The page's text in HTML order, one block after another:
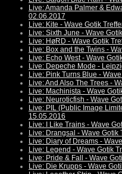
Live: Amanda Palmer &
02.06.2017
Live: Kite - Wave Gotik
Live: Sixth June - Wave
Live: HøRD - Wave Gotik
Live: Box and the Twins -
Live: Echo West - Wave
Live: Depeche Mode -
Live: Pink Turns Blue -
Live: And Also The Trees -
Live: Machinista - Wave
Live: Neuroticfish - Wave
Live: PIL (Public Image
15.05.2016
Live: I Like Trains - Wave
Live: Drangsal - Wave
Live: Diary of Dreams -
Live: Legend - Wave Gotik
Live: Pride & Fall - Wave
Live: Die Krupps - Wave